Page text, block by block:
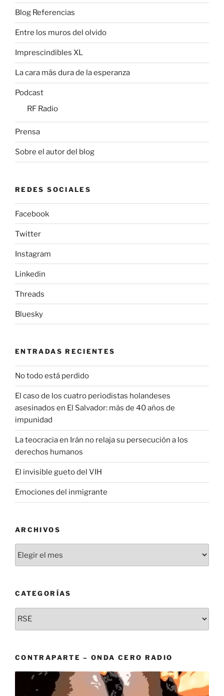
Blog Referencias
Entre los muros del olvido
Imprescindibles XL
La cara más dura de la esperanza
Podcast
RF Radio
Prensa
Sobre el autor del blog
REDES SOCIALES
Facebook
Twitter
Instagram
Linkedin
Threads
Bluesky
ENTRADAS RECIENTES
No todo está perdido
El caso de los cuatro periodistas holandeses
asesinados en El Salvador: más de 40 años de
impunidad
La teocracia en Irán no relaja su persecución a los
derechos humanos
El invisible gueto del VIH
Emociones del inmigrante
ARCHIVOS
CATEGORÍAS
Categorías
CONTRAPARTE – ONDA CERO RADIO